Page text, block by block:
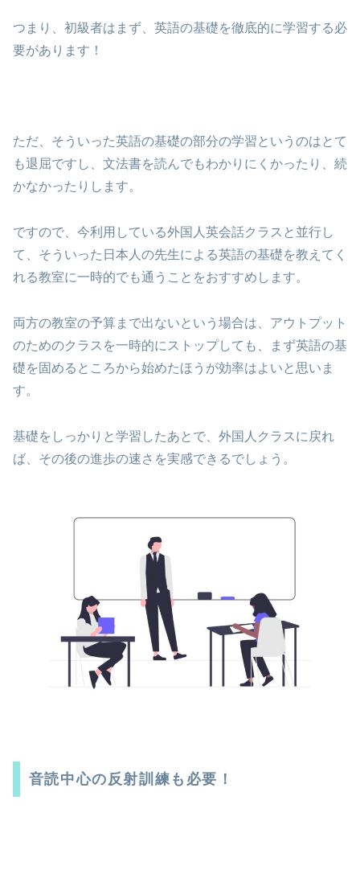
つまり、初級者はまず、英語の基礎を徹底的に学習する必
要があります！
ただ、そういった英語の基礎の部分の学習というのはとて
も退屈ですし、文法書を読んでもわかりにくかったり、続
かなかったりします。
ですので、今利用している外国人英会話クラスと並行し
て、そういった日本人の先生による英語の基礎を教えてく
れる教室に一時的でも通うことをおすすめします。
両方の教室の予算まで出ないという場合は、アウトプット
のためのクラスを一時的にストップしても、まず英語の基
礎を固めるところから始めたほうが効率はよいと思いま
す。
基礎をしっかりと学習したあとで、外国人クラスに戻れ
ば、その後の進歩の速さを実感できるでしょう。
音読中心の反射訓練も必要！